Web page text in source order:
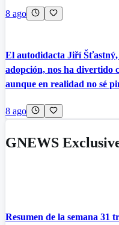
8 ago
El autodidacta Jiří
adopción, nos ha divertido
aunque en realidad no sé
8 ago
GNEWS
Resumen de la semana 31